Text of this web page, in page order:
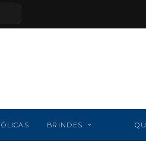
BRINDES